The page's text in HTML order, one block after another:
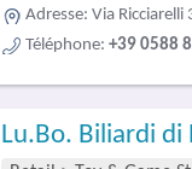
Adresse: Via
Téléphone: +39 0588
Lu.Bo. Biliardi di